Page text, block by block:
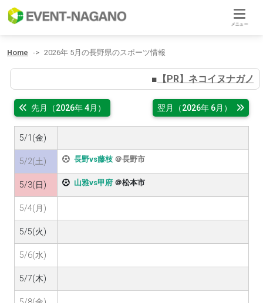
メニュー
Home 2026年 5月の長野県のスポーツ情報
■【PR】ネコイヌナガノ
先月（2026年 4月） 翌月（2026年 6月）
5/1(金)
5/2(土) 長野vs藤枝 ＠長野市
5/3(日) 山雅vs甲府 ＠松本市
5/4(月)
5/5(火)
5/6(水)
5/7(木)